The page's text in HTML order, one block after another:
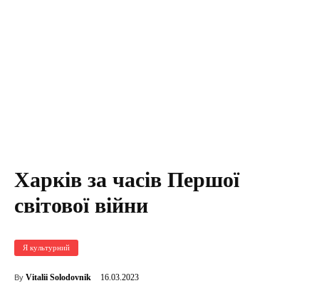
Харків за часів Першої
світової війни
Я культурний
By Vitalii Solodovnik 16.03.2023